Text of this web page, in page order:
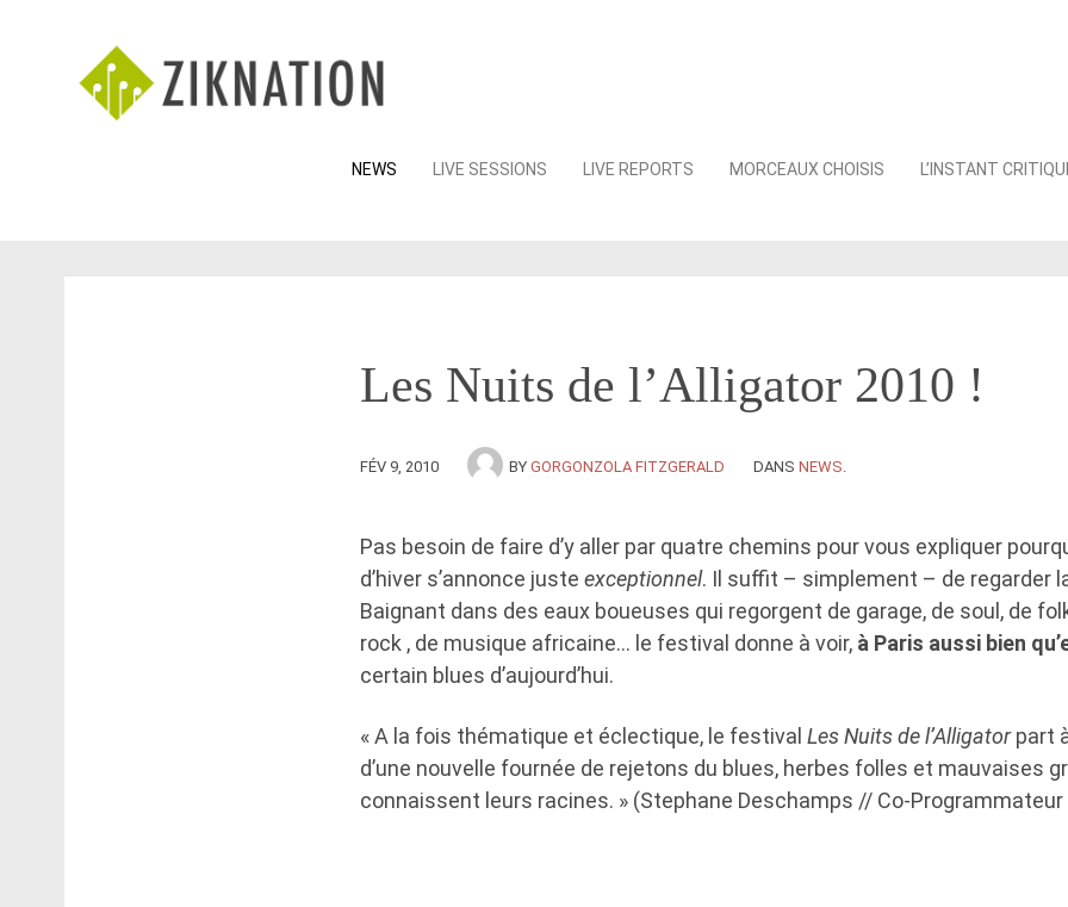
Skip
NEWS LIVE SESSIONS LIVE REPORTS MORCEAUX CHOISIS L’INSTANT
Les Nuits de l’Alligator 2010 !
FÉV 9, 2010 BY GORGONZOLA FITZGERALD DANS NEWS
Pas besoin de faire d’y aller par quatre chemins pour vous expliquer
d’hiver s’annonce juste exceptionnel. Il suffit – simplement – de regarder
Baignant dans des eaux boueuses qui regorgent de garage, de soul, de
rock , de musique africaine… le festival donne à voir, à Paris aussi bien
certain blues d’aujourd’hui.
« A la fois thématique et éclectique, le festival Les Nuits de l’Alligatorpart
d’une nouvelle fournée de rejetons du blues, herbes folles et mauvaises
connaissent leurs racines. » (Stephane Deschamps // Co-